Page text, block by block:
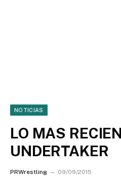
NOTICIAS
LO MAS
UNDERTAKER
PRWrestling 09/09/2015